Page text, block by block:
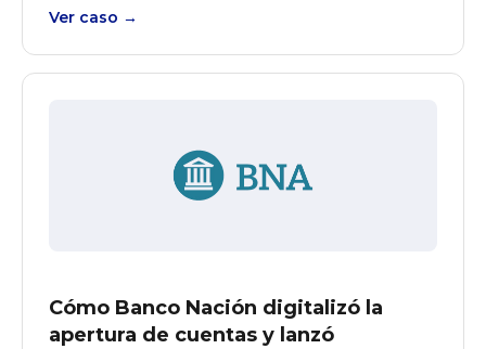
Ver caso →
Cómo Banco Nación digitalizó la
apertura de cuentas y lanzó